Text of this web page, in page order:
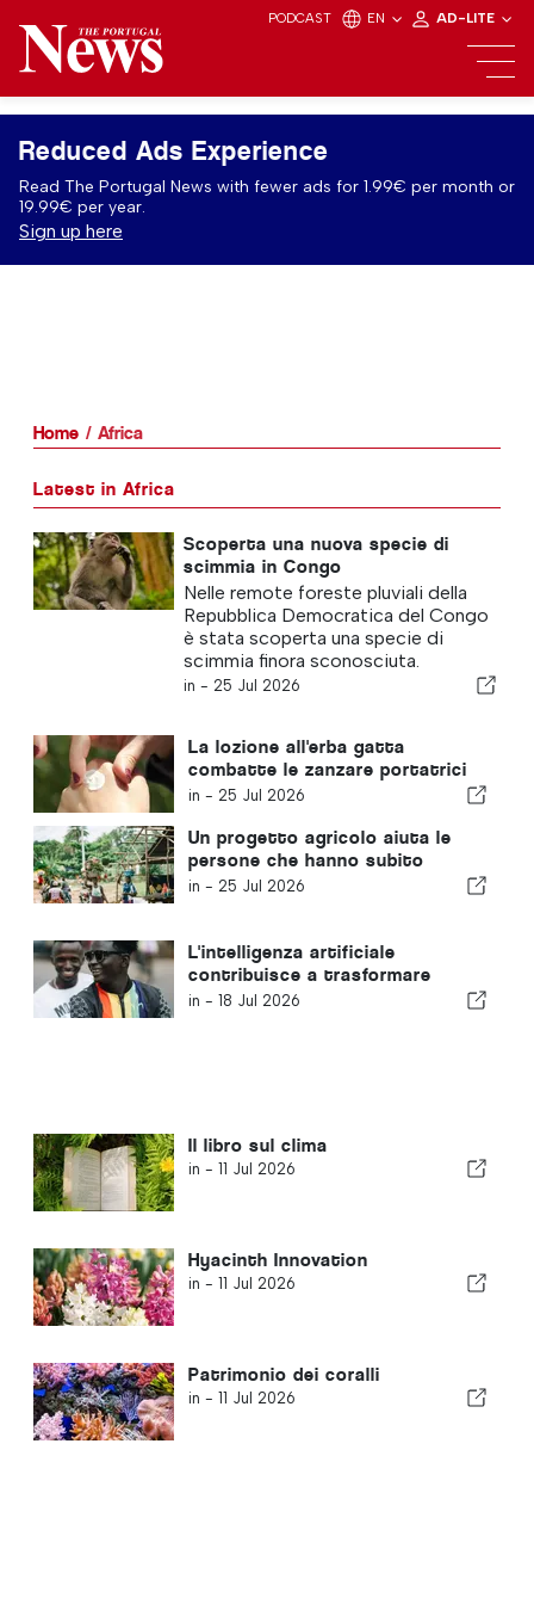
PODCAST EN AD-LITE
Reduced Ads Experience
Read The Portugal News with fewer ads for 1.99€ per month or
19.99€ per year.
Sign up here
Home Africa
Latest in Africa
Scoperta una nuova specie di
scimmia in Congo
Nelle remote foreste pluviali della
Repubblica Democratica del Congo
è stata scoperta una specie di
scimmia finora sconosciuta.
in - 25 Jul 2026
La lozione all'erba gatta
combatte le zanzare portatrici
di malaria
in - 25 Jul 2026
Un progetto agricolo aiuta le
persone che hanno subito
un’amputazione a ricostruirsi
in - 25 Jul 2026
L'intelligenza artificiale
contribuisce a trasformare
l'industria musicale della Sierra
in - 18 Jul 2026
Il libro sul clima
in - 11 Jul 2026
Hyacinth Innovation
in - 11 Jul 2026
Patrimonio dei coralli
in - 11 Jul 2026